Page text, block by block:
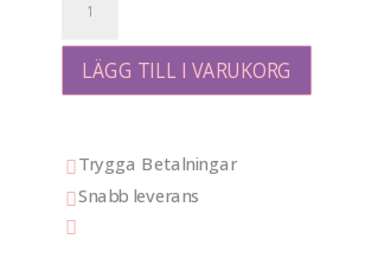
Regnbåge,
två
stapelbara
LÄGG TILL I VARUKORG
Trygga Betalningar
Snabb leverans
